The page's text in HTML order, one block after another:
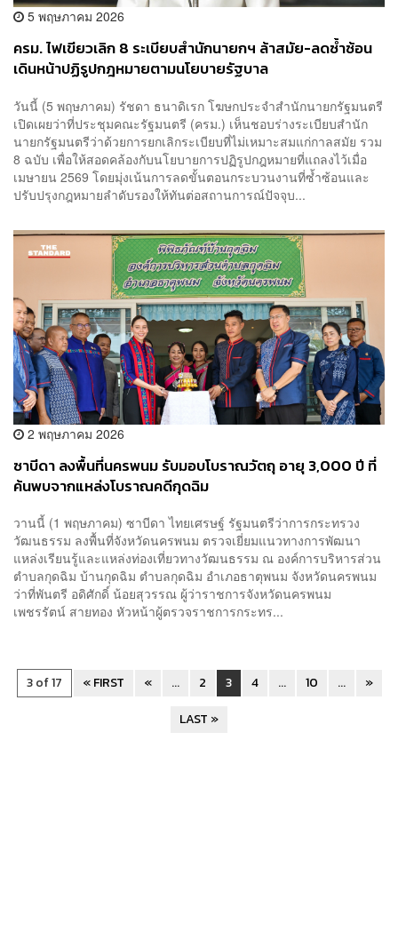
5 พฤษภาคม 2026
ครม. ไฟเขียวเลิก 8 ระเบียบสำนักนายกฯ ล้าสมัย-ลดซ้ำซ้อน
เดินหน้าปฏิรูปกฎหมายตามนโยบายรัฐบาล
วันนี้ (5 พฤษภาคม) รัชดา ธนาดิเรก โฆษกประจำสำนักนายกรัฐมนตรี
เปิดเผยว่าที่ประชุมคณะรัฐมนตรี (ครม.) เห็นชอบร่างระเบียบสำนัก
นายกรัฐมนตรีว่าด้วยการยกเลิกระเบียบที่ไม่เหมาะสมแก่กาลสมัย รวม
8 ฉบับ เพื่อให้สอดคล้องกับนโยบายการปฏิรูปกฎหมายที่แถลงไว้เมื่อ
เมษายน 2569 โดยมุ่งเน้นการลดขั้นตอนกระบวนงานที่ซ้ำซ้อนและ
ปรับปรุงกฎหมายลำดับรองให้ทันต่อสถานการณ์ปัจจุบ...
2 พฤษภาคม 2026
ซาบีดา ลงพื้นที่นครพนม รับมอบโบราณวัตถุ อายุ 3,000 ปี ที่
ค้นพบจากแหล่งโบราณคดีกุดฉิม
วานนี้ (1 พฤษภาคม) ซาบีดา ไทยเศรษฐ์ รัฐมนตรีว่าการกระทรวง
วัฒนธรรม ลงพื้นที่จังหวัดนครพนม ตรวจเยี่ยมแนวทางการพัฒนา
แหล่งเรียนรู้และแหล่งท่องเที่ยวทางวัฒนธรรม ณ องค์การบริหารส่วน
ตำบลกุดฉิม บ้านกุดฉิม ตำบลกุดฉิม อำเภอธาตุพนม จังหวัดนครพนม
ว่าที่พันตรี อดิศักดิ์ น้อยสุวรรณ ผู้ว่าราชการจังหวัดนครพนม
เพชรรัตน์ สายทอง หัวหน้าผู้ตรวจราชการกระทร...
3 of 17 « FIRST « ... 2 3 4 ... 10 ...
»
LAST »